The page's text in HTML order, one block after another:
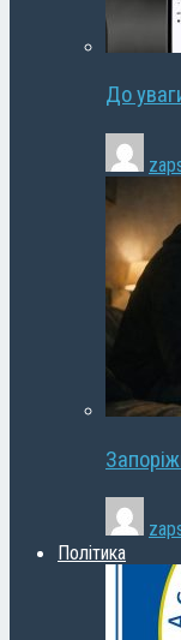
До
Політика